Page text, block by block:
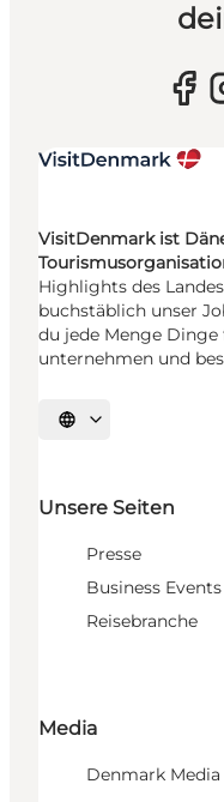
VisitDenmark ist
Highlights des
buchstäblich unser
du jede Menge Dinge
unternehmen und
Sprache auswählen
Unsere Seiten
Presse
Business Events
Reisebranche
Media
Denmark Media